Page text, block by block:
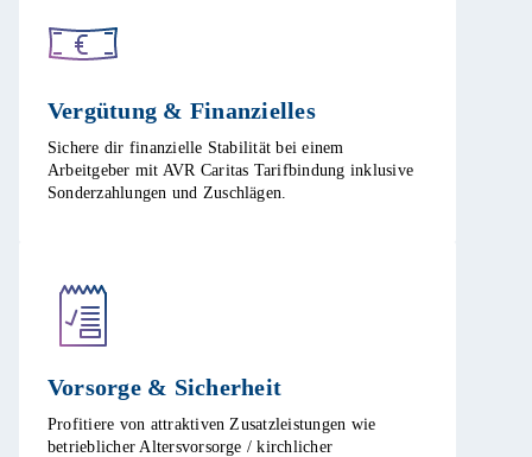
Vergütung & Finanzielles​
Sichere dir finanzielle Stabilität bei einem
Arbeitgeber mit AVR Caritas Tarifbindung inklusive
Sonderzahlungen und Zuschlägen.​
Vorsorge & Sicherheit​
Profitiere von attraktiven Zusatzleistungen wie
betrieblicher Altersvorsorge / kirchlicher